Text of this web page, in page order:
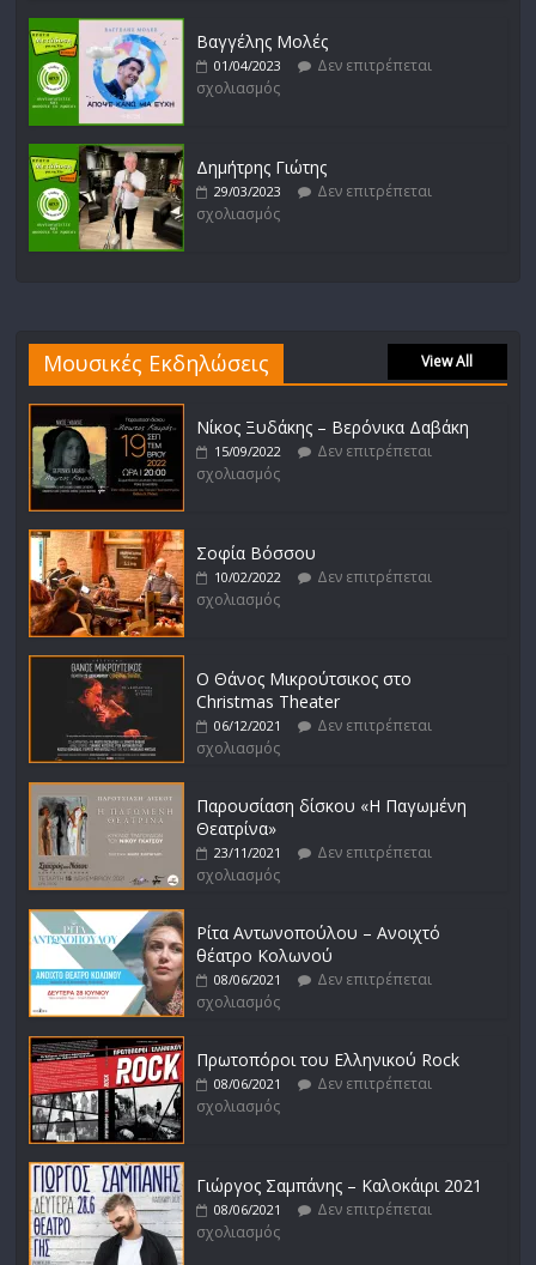
Βαγγέλης Μολές
01/04/2023
Δεν επιτρέπεται
σχολιασμός
Δημήτρης Γιώτης
29/03/2023
Δεν επιτρέπεται
σχολιασμός
Μουσικές Εκδηλώσεις View All
Νίκος Ξυδάκης – Βερόνικα Δαβάκη
15/09/2022
Δεν επιτρέπεται
σχολιασμός
Σοφία Βόσσου
10/02/2022
Δεν επιτρέπεται
σχολιασμός
Ο Θάνος Μικρούτσικος στο
Christmas Theater
06/12/2021
Δεν επιτρέπεται
σχολιασμός
Παρουσίαση δίσκου «Η Παγωμένη
Θεατρίνα»
23/11/2021
Δεν επιτρέπεται
σχολιασμός
Ρίτα Αντωνοπούλου – Ανοιχτό
θέατρο Κολωνού
08/06/2021
Δεν επιτρέπεται
σχολιασμός
Πρωτοπόροι του Ελληνικού Rock
08/06/2021
Δεν επιτρέπεται
σχολιασμός
Γιώργος Σαμπάνης – Καλοκάιρι 2021
08/06/2021
Δεν επιτρέπεται
σχολιασμός